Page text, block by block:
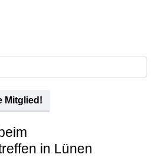
Mitglied!
in Lünen